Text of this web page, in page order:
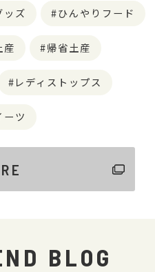
ッズ ひんやりフード
産 帰省土産
レディストップス
ーツ
BLOG